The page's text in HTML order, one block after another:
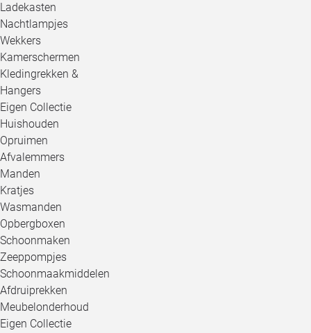
Ladekasten
Nachtlampjes
Wekkers
Kamerschermen
Kledingrekken &
Hangers
Eigen Collectie
Huishouden
Opruimen
Afvalemmers
Manden
Kratjes
Wasmanden
Opbergboxen
Schoonmaken
Zeeppompjes
Schoonmaakmiddelen
Afdruiprekken
Meubelonderhoud
Eigen Collectie